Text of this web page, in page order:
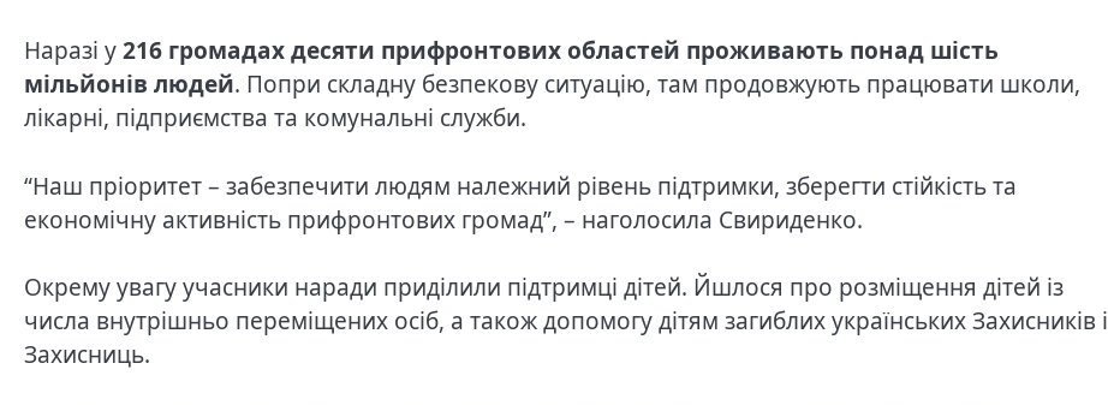
Наразі у216 громадах десяти прифронтових областей проживають понад шість
мільйонів людей. Попри складну безпекову ситуацію, там продовжують працювати школи,
лікарні, підприємства та комунальні служби.
“Наш пріоритет – забезпечити людям належний рівень підтримки, зберегти стійкість та
економічну активність прифронтових громад”, – наголосила Свириденко.
Окрему увагу учасники наради приділили підтримці дітей. Йшлося про розміщення дітей із
числа внутрішньо переміщених осіб, а також допомогу дітям загиблих українських Захисників і
Захисниць.